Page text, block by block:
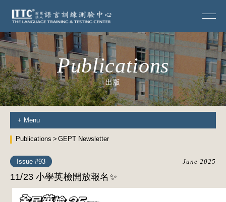
Publications
出版
+ Menu
Publications GEPT Newsletter
Issue #93 June 2025
11/23 小學英檢開放報名✨